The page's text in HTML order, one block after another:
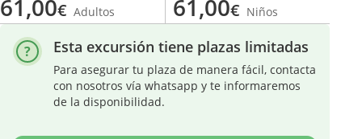
61,00€ Adultos 61,00€ Niños
Esta excursión tiene plazas limitadas
Para asegurar tu plaza de manera fácil, contacta
con nosotros vía whatsapp y te informaremos
de la disponibilidad.